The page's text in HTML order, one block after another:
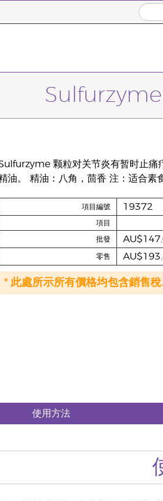
Sulfurzyme
颗粒对关节炎有暂时止痛
油。 精油：八角，茴香 注：适合素
項目編號 19372
項目
批發
零售
* 此處所示所有價格均包含銷售
使用方法